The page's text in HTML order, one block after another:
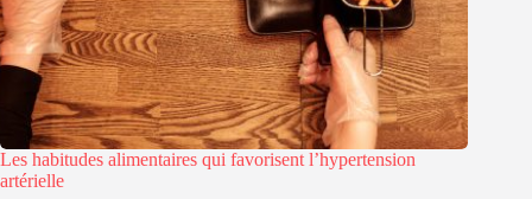
Les habitudes alimentaires qui favorisent l’hypertension
artérielle